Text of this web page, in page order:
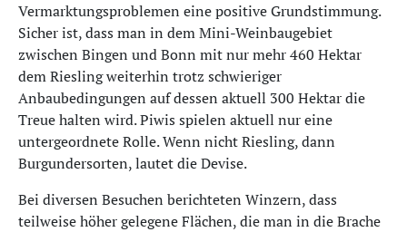
Vermarktungsproblemen eine positive Grundstimmung.
Sicher ist, dass man in dem Mini-Weinbaugebiet
zwischen Bingen und Bonn mit nur mehr 460 Hektar
dem Riesling weiterhin trotz schwieriger
Anbaubedingungen auf dessen aktuell 300 Hektar die
Treue halten wird. Piwis spielen aktuell nur eine
untergeordnete Rolle. Wenn nicht Riesling, dann
Burgundersorten, lautet die Devise.
Bei diversen Besuchen berichteten Winzern, dass
teilweise höher gelegene Flächen, die man in die Brache